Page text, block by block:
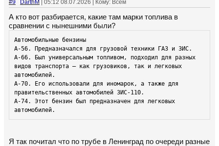
#9 DarthM | 05:12 08.07.2026 | Кому: Всем
А кто вот разбирается, какие там марки топлива в
сравнении с нынешними были?
Автомобильные бензины
А-56. Предназначался для грузовой техники ГАЗ и ЗИС.
А-66. Был универсальным топливом, подходил для разных
видов транспорта — как грузовиков, так и легковых
автомобилей.
А-70. Его использовали для иномарок, а также для
правительственных автомобилей ЗИС-110.
А-74. Этот бензин был предназначен для легковых
автомобилей.
Я так почитал что по трубе в Ленинград по очереди разные